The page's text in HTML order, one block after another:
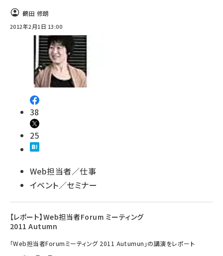
鶴田 修朗
2012年2月1日 13:00
38
25
Web担当者／仕事
イベント／セミナー
【レポート】Web担当者Forum ミーティング
2011 Autumn
「Web担当者Forumミーティング 2011 Autumun」の講演をレポート